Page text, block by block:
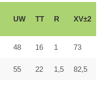
UW TT R XV±2
48 16 1 73
55 22 1,5 82,5